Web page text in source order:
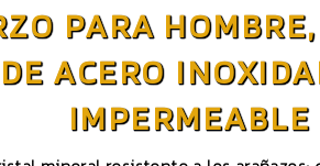
PARA
DE ACERO
IMPERMEABLE